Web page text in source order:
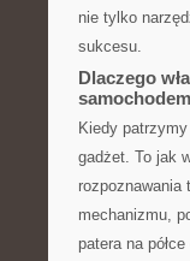
nie tylko
sukcesu.
Dlaczego
Kiedy
gadżet. To jak
rozpoznawania
mechanizmu,
patera na